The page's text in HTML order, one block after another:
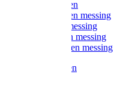
Kogelkranen
Koppelingen messing
Sproeiers messing
Tuinspuiten messing
Slangstukken messing
Handspuiten